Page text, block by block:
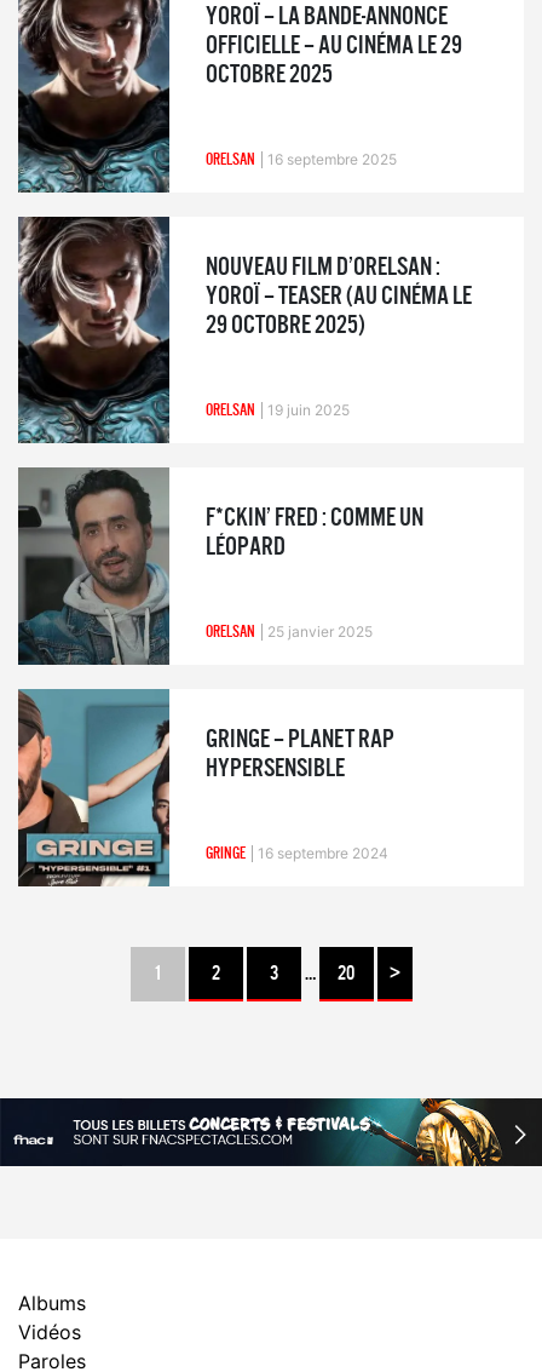
YOROÏ – LA BANDE-ANNONCE
OFFICIELLE – AU CINÉMA LE 29
OCTOBRE 2025
ORELSAN 16 septembre 2025
NOUVEAU FILM D’ORELSAN :
YOROÏ – TEASER (AU CINÉMA LE
29 OCTOBRE 2025)
ORELSAN 19 juin 2025
F*CKIN’ FRED : COMME UN
LÉOPARD
ORELSAN 25 janvier 2025
GRINGE – PLANET RAP
HYPERSENSIBLE
GRINGE 16 septembre 2024
1 2 3 … 20 >
Albums
Vidéos
Paroles